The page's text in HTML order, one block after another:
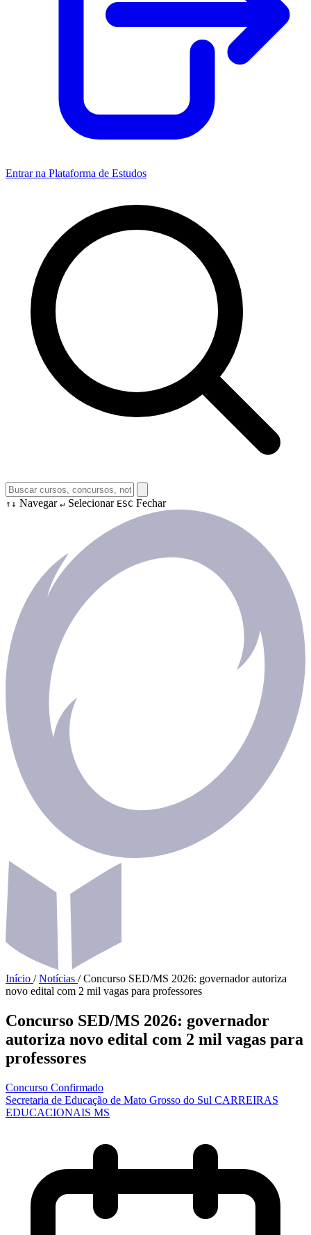
Entrar na Plataforma de Estudos
↑↓ Navegar ↵ Selecionar ESC Fechar
Início / Notícias / Concurso SED/MS 2026: governador autoriza
novo edital com 2 mil vagas para professores
Concurso SED/MS 2026: governador
autoriza novo edital com 2 mil vagas para
professores
Concurso Confirmado
Secretaria de Educação de Mato Grosso do Sul CARREIRAS
EDUCACIONAIS MS